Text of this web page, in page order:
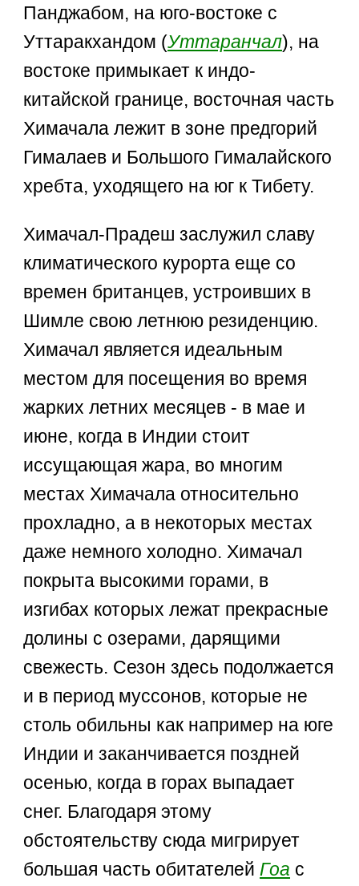
Панджабом, на юго-востоке с
Уттаракхандом (Уттаранчал), на
востоке примыкает к индо-
китайской границе, восточная часть
Химачала лежит в зоне предгорий
Гималаев и Большого Гималайского
хребта, уходящего на юг к Тибету.
Химачал-Прадеш заслужил славу
климатического курорта еще со
времен британцев, устроивших в
Шимле свою летнюю резиденцию.
Химачал является идеальным
местом для посещения во время
жарких летних месяцев - в мае и
июне, когда в Индии стоит
иссущающая жара, во многим
местах Химачала относительно
прохладно, а в некоторых местах
даже немного холодно. Химачал
покрыта высокими горами, в
изгибах которых лежат прекрасные
долины с озерами, дарящими
свежесть. Сезон здесь подолжается
и в период муссонов, которые не
столь обильны как например на юге
Индии и заканчивается поздней
осенью, когда в горах выпадает
снег. Благодаря этому
обстоятельству сюда мигрирует
большая часть обитателей Гоа с